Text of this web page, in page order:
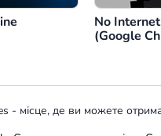
No
(Google
- місце, де ви можете